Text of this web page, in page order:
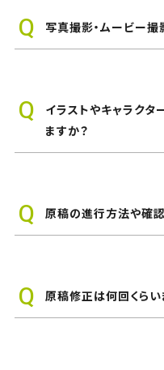
写真撮影・ムービー
イラストやキャラクタ
ますか？
原稿の進行方法や確
原稿修正は何回くらい